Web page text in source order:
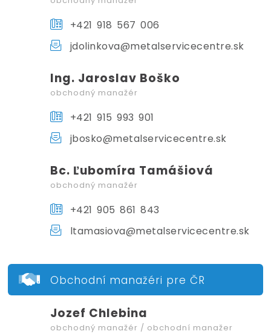
+421 918 567 006
jdolinkova@metalservicecentre.sk
Ing. Jaroslav Boško
obchodný manažér
+421 915 993 901
jbosko@metalservicecentre.sk
Bc. Ľubomíra Tamášiová
obchodný manažér
+421 905 861 843
ltamasiova@metalservicecentre.sk
Obchodní manažéri pre ČR
Jozef Chlebina
obchodný manažér / obchodní manažer